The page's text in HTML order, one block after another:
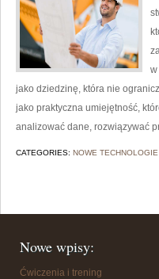
w
jako dziedzinę, która nie
jako praktyczna umiejętność,
analizować dane, rozwiązywać
CATEGORIES: NOWE TECHNOLOGIE
Nowe wpisy:
Ćwiczenia i trening